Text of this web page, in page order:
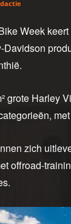
Week
grote Harley
zich
offroad-